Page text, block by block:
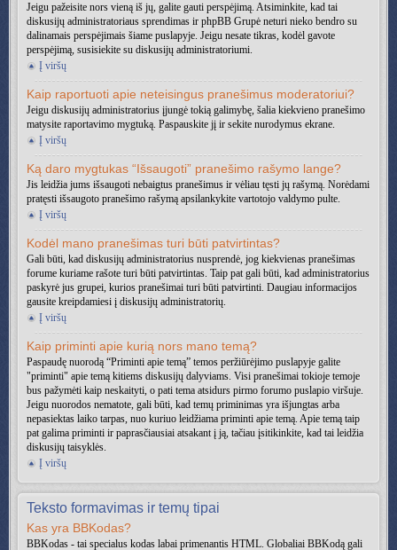
Jeigu pažeisite nors vieną iš jų, galite gauti perspėjimą. Atsiminkite, kad tai
diskusijų administratoriaus sprendimas ir phpBB Grupė neturi nieko bendro su
dalinamais perspėjimais šiame puslapyje. Jeigu nesate tikras, kodėl gavote
perspėjimą, susisiekite su diskusijų administratoriumi.
Į viršų
Kaip raportuoti apie neteisingus pranešimus moderatoriui?
Jeigu diskusijų administratorius įjungė tokią galimybę, šalia kiekvieno pranešimo
matysite raportavimo mygtuką. Paspauskite jį ir sekite nurodymus ekrane.
Į viršų
Ką daro mygtukas “Išsaugoti” pranešimo rašymo lange?
Jis leidžia jums išsaugoti nebaigtus pranešimus ir vėliau tęsti jų rašymą. Norėdami
pratęsti išsaugoto pranešimo rašymą apsilankykite vartotojo valdymo pulte.
Į viršų
Kodėl mano pranešimas turi būti patvirtintas?
Gali būti, kad diskusijų administratorius nusprendė, jog kiekvienas pranešimas
forume kuriame rašote turi būti patvirtintas. Taip pat gali būti, kad administratorius
paskyrė jus grupei, kurios pranešimai turi būti patvirtinti. Daugiau informacijos
gausite kreipdamiesi į diskusijų administratorių.
Į viršų
Kaip priminti apie kurią nors mano temą?
Paspaudę nuorodą “Priminti apie temą” temos peržiūrėjimo puslapyje galite
"priminti" apie temą kitiems diskusijų dalyviams. Visi pranešimai tokioje temoje
bus pažymėti kaip neskaityti, o pati tema atsidurs pirmo forumo puslapio viršuje.
Jeigu nuorodos nematote, gali būti, kad temų priminimas yra išjungtas arba
nepasiektas laiko tarpas, nuo kuriuo leidžiama priminti apie temą. Apie temą taip
pat galima priminti ir paprasčiausiai atsakant į ją, tačiau įsitikinkite, kad tai leidžia
diskusijų taisyklės.
Į viršų
Teksto formavimas ir temų tipai
Kas yra BBKodas?
BBKodas - tai specialus kodas labai primenantis HTML. Globaliai BBKodą gali